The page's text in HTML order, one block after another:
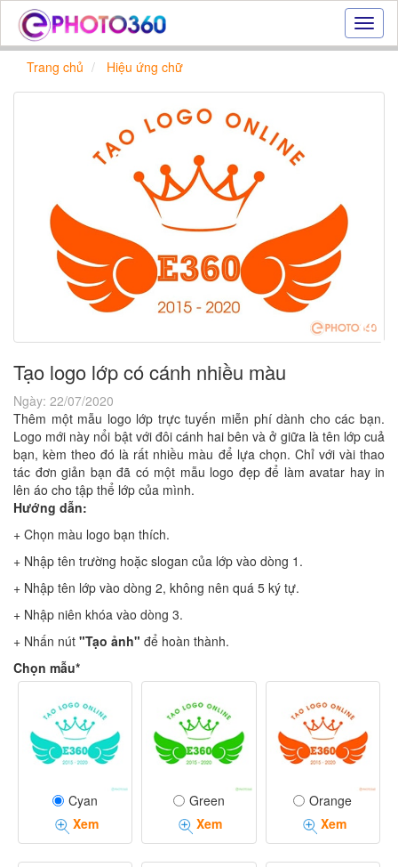
Hiệu
ứng
|
Trang chủ Hiệu ứng chữ
Tạo logo lớp có cánh nhiều màu
Ngày: 22/07/2020
Thêm một mẫu logo lớp trực tuyến miễn phí dành cho các bạn.
Logo mới này nổi bật với đôi cánh hai bên và ở giữa là tên lớp cuả
bạn, kèm theo đó là rất nhiều màu để lựa chọn. Chỉ với vài thao
tác đơn giản bạn đã có một mẫu logo đẹp để làm avatar hay in
lên áo cho tập thể lớp của mình.
Hướng dẫn:
+ Chọn màu logo bạn thích.
+ Nhập tên trường hoặc slogan của lớp vào dòng 1.
+ Nhập tên lớp vào dòng 2, không nên quá 5 ký tự.
+ Nhập niên khóa vào dòng 3.
+ Nhấn nút "Tạo ảnh" để hoàn thành.
Chọn mẫu*
Cyan
Xem
Green
Xem
Orange
Xem